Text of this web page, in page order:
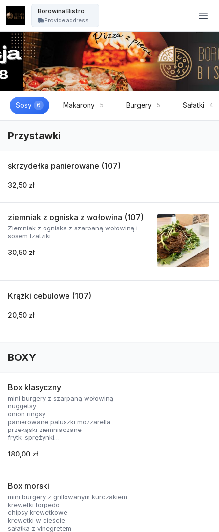
Borowina Bistro
Provide address...
Sosy 6 Makarony 5 Burgery 5 Sałatki 4
Przystawki
skrzydełka panierowane (107)
32,50 zł
ziemniak z ogniska z wołowina (107)
Ziemniak z ogniska z szarpaną wołowiną i
sosem tzatziki
30,50 zł
Krążki cebulowe (107)
20,50 zł
BOXY
Box klasyczny
mini burgery z szarpaną wołowiną
nuggetsy
onion ringsy
panierowane paluszki mozzarella
przekąski ziemniaczane
frytki sprężynki
skrzydełka panierowane
180,00 zł
Box morski
mini burgery z grillowanym kurczakiem
krewetki torpedo
chipsy krewetkowe
krewetki w cieście
sałatka z vinegretem